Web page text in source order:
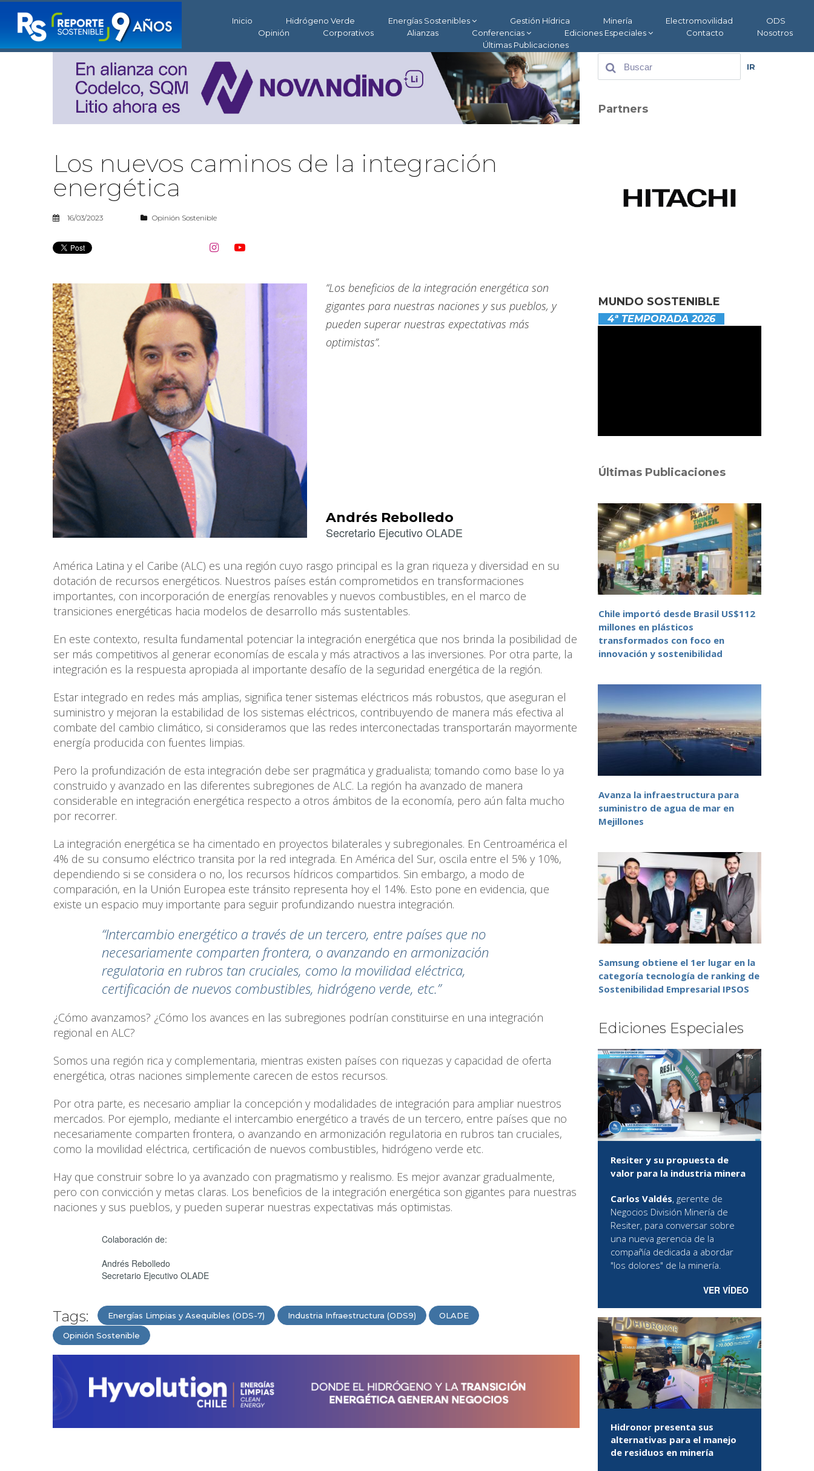
Inicio Hidrógeno Verde Energías Sostenibles Gestión Hídrica Minería Electromovilidad
ODS
Opinión
Corporativos Alianzas Conferencias Ediciones Especiales Contacto
Nosotros
Últimas Publicaciones
Los nuevos caminos de la integración
energética
16/03/2023 Opinión Sostenible
 
“Los beneficios de la integración energética son
gigantes para nuestras naciones y sus pueblos, y
pueden superar nuestras expectativas más
optimistas”.
Andrés Rebolledo
Secretario Ejecutivo OLADE
América Latina y el Caribe (ALC) es una región cuyo rasgo principal es la gran riqueza y diversidad en su
dotación de recursos energéticos. Nuestros países están comprometidos en transformaciones
importantes, con incorporación de energías renovables y nuevos combustibles, en el marco de
transiciones energéticas hacia modelos de desarrollo más sustentables.
En este contexto, resulta fundamental potenciar la integración energética que nos brinda la posibilidad de
ser más competitivos al generar economías de escala y más atractivos a las inversiones. Por otra parte, la
integración es la respuesta apropiada al importante desafío de la seguridad energética de la región.
Estar integrado en redes más amplias, significa tener sistemas eléctricos más robustos, que aseguran el
suministro y mejoran la estabilidad de los sistemas eléctricos, contribuyendo de manera más efectiva al
combate del cambio climático, si consideramos que las redes interconectadas transportarán mayormente
energía producida con fuentes limpias.
Pero la profundización de esta integración debe ser pragmática y gradualista; tomando como base lo ya
construido y avanzado en las diferentes subregiones de ALC. La región ha avanzado de manera
considerable en integración energética respecto a otros ámbitos de la economía, pero aún falta mucho
por recorrer.
La integración energética se ha cimentado en proyectos bilaterales y subregionales. En Centroamérica el
4% de su consumo eléctrico transita por la red integrada. En América del Sur, oscila entre el 5% y 10%,
dependiendo si se considera o no, los recursos hídricos compartidos. Sin embargo, a modo de
comparación, en la Unión Europea este tránsito representa hoy el 14%. Esto pone en evidencia, que
existe un espacio muy importante para seguir profundizando nuestra integración.
“Intercambio energético a través de un tercero, entre países que no
necesariamente comparten frontera, o avanzando en armonización
regulatoria en rubros tan cruciales, como la movilidad eléctrica,
certificación de nuevos combustibles, hidrógeno verde, etc.”
¿Cómo avanzamos? ¿Cómo los avances en las subregiones podrían constituirse en una integración
regional en ALC?
Somos una región rica y complementaria, mientras existen países con riquezas y capacidad de oferta
energética, otras naciones simplemente carecen de estos recursos.
Por otra parte, es necesario ampliar la concepción y modalidades de integración para ampliar nuestros
mercados. Por ejemplo, mediante el intercambio energético a través de un tercero, entre países que no
necesariamente comparten frontera, o avanzando en armonización regulatoria en rubros tan cruciales,
como la movilidad eléctrica, certificación de nuevos combustibles, hidrógeno verde etc.
Hay que construir sobre lo ya avanzado con pragmatismo y realismo. Es mejor avanzar gradualmente,
pero con convicción y metas claras. Los beneficios de la integración energética son gigantes para nuestras
naciones y sus pueblos, y pueden superar nuestras expectativas más optimistas.
Colaboración de:
Andrés Rebolledo
Secretario Ejecutivo OLADE
Tags: Energías Limpias y Asequibles (ODS-7) Industria Infraestructura (ODS9) OLADE
Opinión Sostenible
IR
Partners
MUNDO SOSTENIBLE
4ª TEMPORADA 2026
Últimas Publicaciones
Chile importó desde Brasil US$112
millones en plásticos
transformados con foco en
innovación y sostenibilidad
Avanza la infraestructura para
suministro de agua de mar en
Mejillones
Samsung obtiene el 1er lugar en la
categoría tecnología de ranking de
Sostenibilidad Empresarial IPSOS
Ediciones Especiales
Resiter y su propuesta de
valor para la industria minera
Carlos Valdés, gerente de
Negocios División Minería de
Resiter, para conversar sobre
una nueva gerencia de la
compañía dedicada a abordar
"los dolores" de la minería.
VER VÍDEO
Hidronor presenta sus
alternativas para el manejo
de residuos en minería